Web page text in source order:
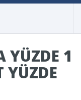
YÜZDE 1
YÜZDE